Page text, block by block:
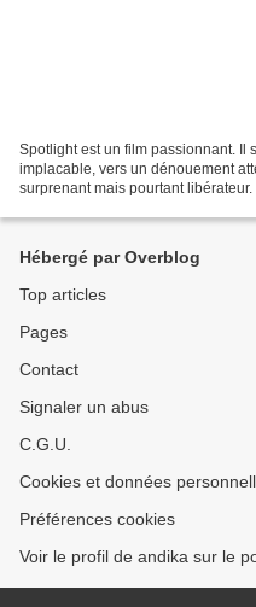
Spotlight est un film passionnant. Il
implacable, vers un dénouement
surprenant mais pourtant
Hébergé par Overblog
Top articles
Pages
Contact
Signaler un abus
C.G.U.
Cookies et données
Préférences cookies
Voir le profil de andika sur le